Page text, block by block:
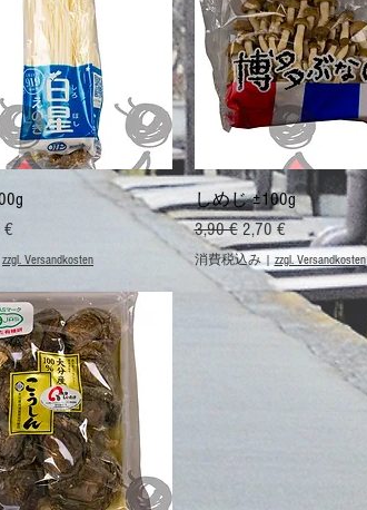
イックビュー
価格
€
zzgl. Versandkosten
クイックビュー
しめじ ±100g
通常価格
3,90 €セール価格
2,70 €
消費税込み|zzgl. Versandkosten